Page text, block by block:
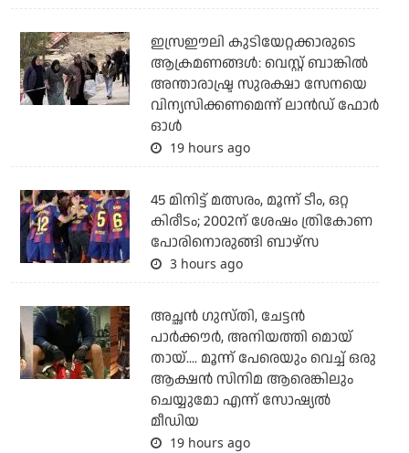
ഇസ്രഈലി കുടിയേറ്റക്കാരുടെ
ആക്രമണങ്ങള്‍: വെസ്റ്റ് ബാങ്കില്‍
അന്താരാഷ്ട്ര സുരക്ഷാ സേനയെ
വിന്യസിക്കണമെന്ന് ലാന്‍ഡ് ഫോര്‍
ഓള്‍
19 hours ago
45 മിനിട്ട് മത്സരം, മൂന്ന് ടീം, ഒറ്റ
കിരീടം; 2002ന് ശേഷം ത്രികോണ
പോരിനൊരുങ്ങി ബാഴ്‌സ
3 hours ago
അച്ഛന്‍ ഗുസ്തി, ചേട്ടന്‍
പാര്‍ക്കൗര്‍, അനിയത്തി മൊയ്
തായ്.... മൂന്ന് പേരെയും വെച്ച് ഒരു
ആക്ഷന്‍ സിനിമ ആരെങ്കിലും
ചെയ്യുമോ എന്ന് സോഷ്യല്‍
മീഡിയ
19 hours ago